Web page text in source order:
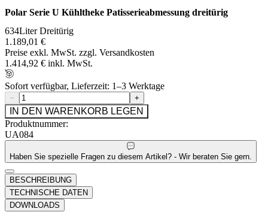
Polar Serie U Kühltheke Patisserieabmessung dreitürig
634Liter Dreitürig
1.189,01 €
Preise exkl. MwSt. zzgl. Versandkosten
1.414,92 € inkl. MwSt.
Sofort verfügbar, Lieferzeit: 1–3 Werktage
− +
IN DEN WARENKORB LEGEN
Produktnummer:
UA084
Haben Sie spezielle Fragen zu diesem Artikel? - Wir beraten Sie gern.
BESCHREIBUNG
TECHNISCHE DATEN
DOWNLOADS